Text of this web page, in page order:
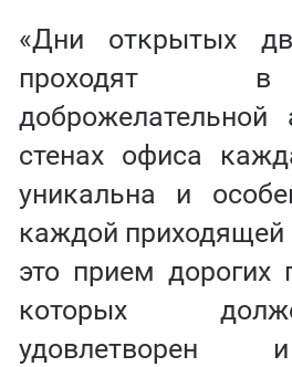
«Дни открытых
проходят
стенах офиса
уникальна и
каждой
это прием дорогих
которых
удовлетворен